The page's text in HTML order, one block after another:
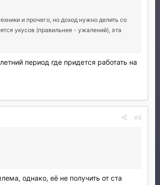
и прочего, но доход нужно делить со
укусов (правильнее - ужалений), эта
период где придется работать на
#8
однако, её не получить от ста